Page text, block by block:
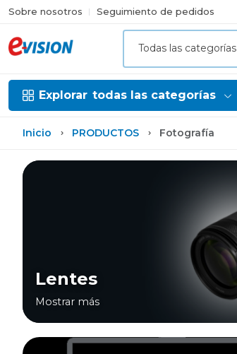
Sobre nosotros Seguimiento de pedidos
Todas las categorías
Explorar todas las categorías
Inicio PRODUCTOS Fotografía
Lentes
Mostrar más